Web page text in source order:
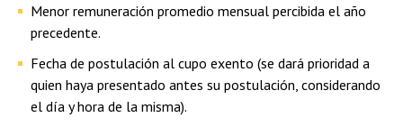
Menor remuneración promedio mensual percibida el año
precedente.
Fecha de postulación al cupo exento (se dará prioridad a
quien haya presentado antes su postulación, considerando
el día y hora de la misma).